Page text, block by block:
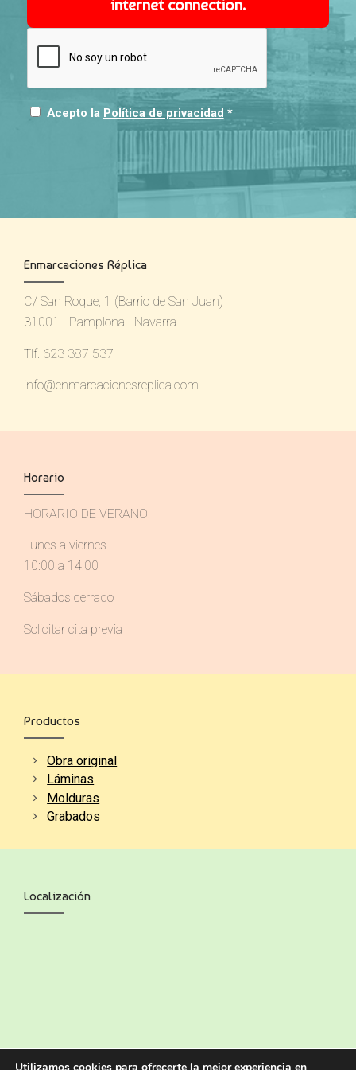
internet connection.
Acepto la Política de privacidad *
Enmarcaciones Réplica
C/ San Roque, 1 (Barrio de San Juan)
31001 · Pamplona · Navarra
Tlf. 623 387 537
info@enmarcacionesreplica.com
Horario
HORARIO DE VERANO:
Lunes a viernes
10:00 a 14:00
Sábados cerrado
Solicitar cita previa
Productos
Obra original
Láminas
Molduras
Grabados
Localización